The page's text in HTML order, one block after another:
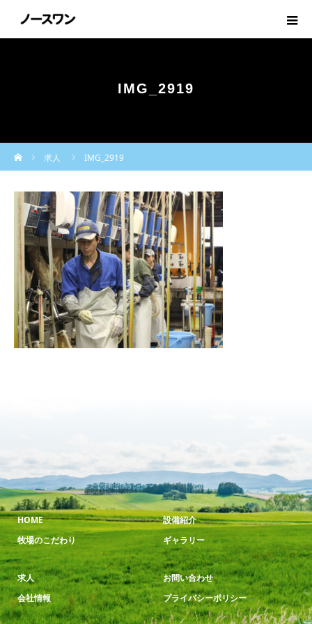
IMG_2919
求人
IMG_2919
HOME
牧場のこだわり
設備紹介
ギャラリー
求人
会社情報
お問い合わせ
プライバシーポリシー